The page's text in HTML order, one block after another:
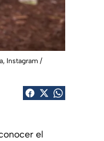
Instagram /
el